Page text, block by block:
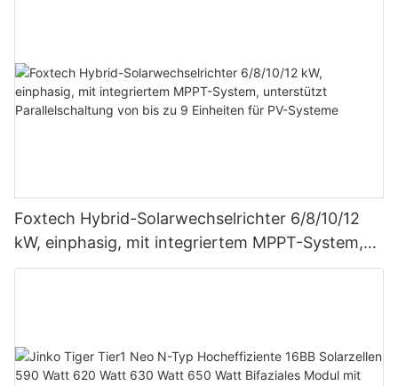
Foxtech Hybrid-Solarwechselrichter 6/8/10/12
kW, einphasig, mit integriertem MPPT-System,
unterstützt Parallelschaltung von bis zu 9